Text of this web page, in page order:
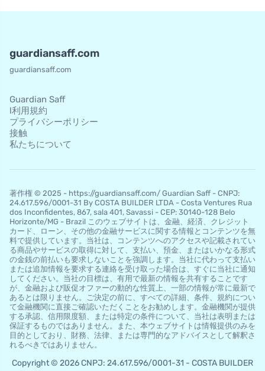
guardiansaff.com
guardiansaff.com
Guardian Saff
l利用規約
プライバシーポリシー
接触
私たちについて
著作権 © 2025 - https://guardiansaff.com/ Guardian Saff - CNPJ:
24.617.596/0001-31 By COSTA BUILDER LTDA - Costa Ventures Rua
dos Inconfidentes, 867, sala 401, Savassi - CEP: 30140-128 Belo
Horizo​​nte/MG - Brazil このウェブサイトは、金融、経済、クレジット
カード、ローン、その他の金融サービスに関する情報とコンテンツを無
料で提供しています。当社は、コンテンツへのアクセスや記載されてい
る商品やサービスの取得に対して、支払い、預金、またはいかなる形式
の金銭の前払いも要求しないことを強調します。当社に代わって支払い
または追加情報を要求する連絡を受け取った場合は、すぐに当社に通知
してください。当社の目標は、有用で最新の情報を共有することです
が、金融および販促オファーの動的な性質上、一部の情報が常に最新で
あるとは限りません。ご決定の前に、すべての詳細、条件、規約につい
て金融機関に直接ご確認いただくことをお勧めします。金融機関が提供
する承認、信用限度額、または特定の条件について、当社は表明または
保証するものではありません。また、本ウェブサイトは情報提供のみを
目的としており、財務、法律、または専門的なアドバイスとして解釈さ
れるべきではありません。
Copyright © 2026 CNPJ: 24.617.596/0001-31 - COSTA BUILDER